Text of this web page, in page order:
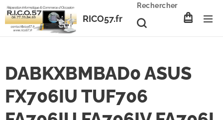
RICO57.fr
Rechercher
DABKXBMBAD0 ASUS
FX706IU TUF706